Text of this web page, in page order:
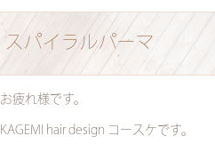
スパイラルパーマ
お疲れ様です。
KAGEMI hair design コースケです。